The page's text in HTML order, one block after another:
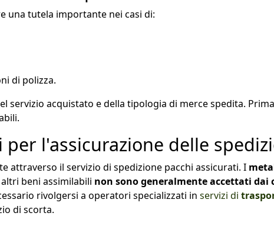
una tutela importante nei casi di:
di polizza.
servizio acquistato e della tipologia di merce spedita.
l'assicurazione delle
attraverso il servizio di spedizione pacchi assicurati. I
beni assimilabili non sono generalmente accettati dai
rivolgersi a operatori specializzati in servizi di
di scorta.